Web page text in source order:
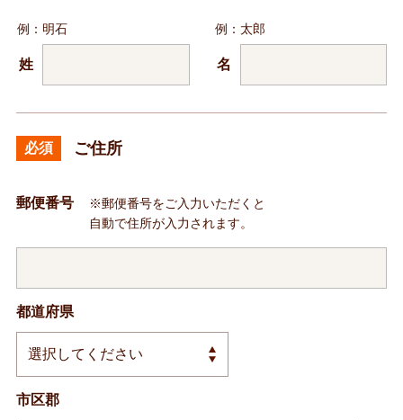
姓
例：明石
名
例：太郎
必須 ご住所
郵便番号
※郵便番号をご入力いただくと
自動で住所が入力されます。
都道府県
市区郡